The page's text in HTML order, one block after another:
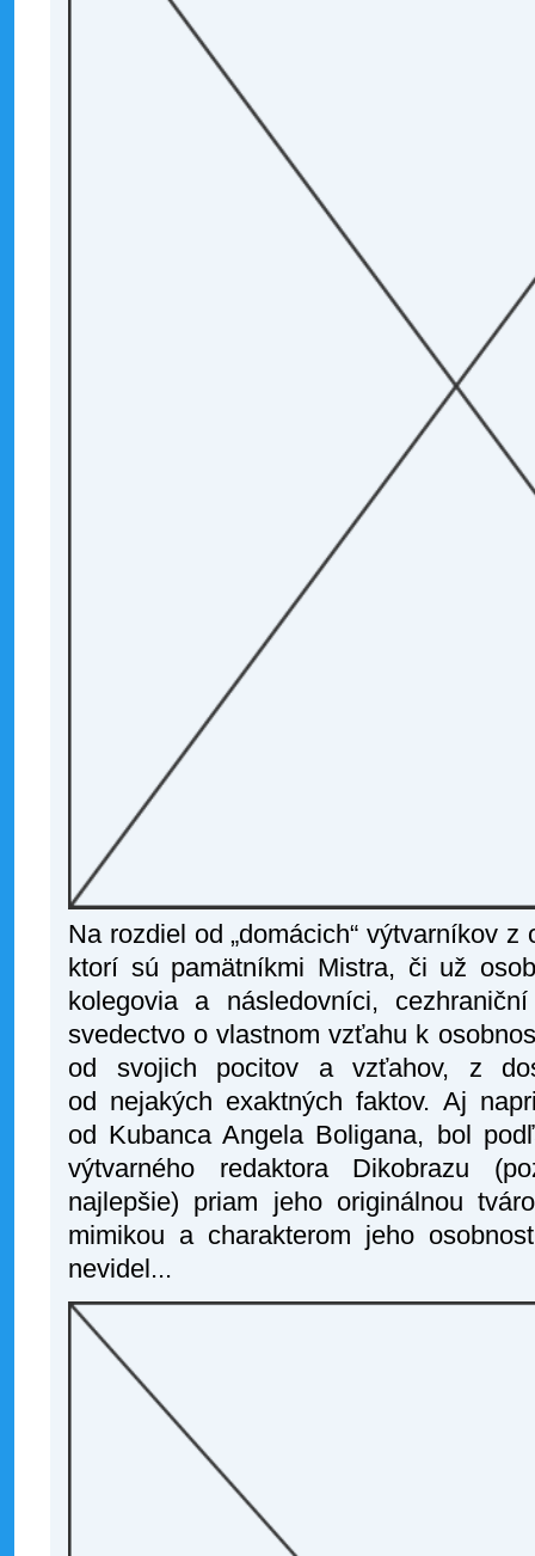
Na rozdiel od „domácich“ výtvarníkov
ktorí sú pamätníkmi Mistra, či už
kolegovia a následovníci,
svedectvo o vlastnom vzťahu k
od svojich pocitov a vzťahov, z
od nejakých exaktných faktov. Aj
od Kubanca Angela Boligana, bol
výtvarného redaktora Dikobrazu
najlepšie) priam jeho originálnou
mimikou a charakterom jeho
nevidel...